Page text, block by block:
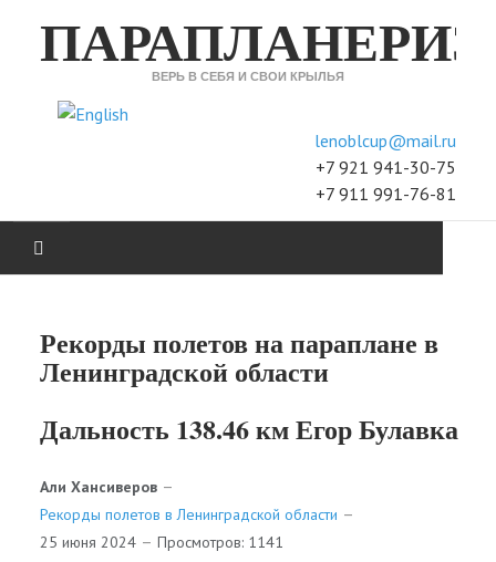
ВЕРЬ В СЕБЯ И СВОИ КРЫЛЬЯ
Выберите язык
lenoblcup@mail.ru
+7 921 941-30-75
+7 911 991-76-81
ACCURACY
ВЫЕЗДЫ
Рекорды полетов на параплане в
Ленинградской области
Дальность 138.46 км Егор Булавка
Али Хансиверов
Рекорды полетов в Ленинградской области
25 июня 2024
Просмотров: 1141